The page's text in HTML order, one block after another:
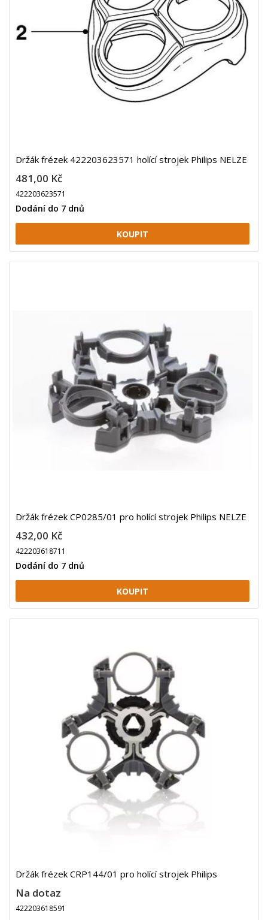
Držák frézek 422203623571 holící strojek Philips NELZE
481,00 Kč
422203623571
Dodání do 7 dnů
Držák frézek CP0285/01 pro holící strojek Philips NELZE
432,00 Kč
422203618711
Dodání do 7 dnů
Držák frézek CRP144/01 pro holící strojek Philips
Na dotaz
422203618591